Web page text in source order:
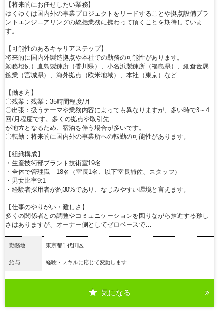
【将来的にお任せしたい業務】
ゆくゆくは国内外の事業プロジェクトをリードすることや拠点設備プラ
ントエンジニアリングの統括業務に携わって頂くことを期待していま
す。
【可能性のあるキャリアステップ】
将来的に国内外製造拠点や本社での勤務の可能性があります。
勤務地例）直島製錬所（香川県）、小名浜製錬所（福島県）、細倉金属
鉱業（宮城県）、海外拠点（欧米地域）、本社（東京）など
【働き方】
〇残業：残業：35時間程度/月
〇出張：扱うテーマや業務内容によっても異なりますが、多い時で3～4
回/月程度です。多くの拠点や取引先
が地方となるため、宿泊を伴う場合が多いです。
〇転勤：将来的に国内外の事業所への転勤の可能性があります。
【組織構成】
・生産技術部プラント技術室19名
・全体で管理職 18名（室長1名、以下室長補佐、スタッフ）
・男女比率9:1
・経験者採用者が約30%であり、なじみやすい環境と言えます。
【仕事のやりがい・難しさ】
多くの関係者との調整やコミュニケーションを図りながら推進する難し
さはありますが、オーナー側としてゼロベースで…
勤務地 東京都千代田区
給与 経験・スキルに応じて変動します
気になる